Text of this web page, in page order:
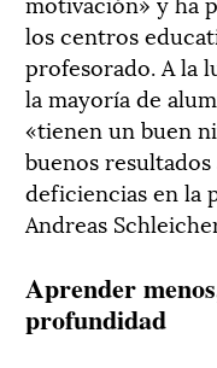
los centros
profesorado. A la
la mayoría de
«tienen un buen
buenos
deficiencias en la
Andreas
Aprender
profundidad